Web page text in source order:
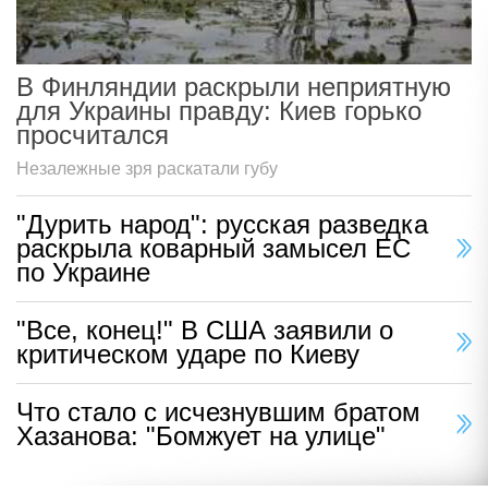
В Финляндии раскрыли неприятную
для Украины правду: Киев горько
просчитался
Незалежные зря раскатали губу
"Дурить народ": русская разведка
раскрыла коварный замысел ЕС
по Украине
"Все, конец!" В США заявили о
критическом ударе по Киеву
Что стало с исчезнувшим братом
Хазанова: "Бомжует на улице"